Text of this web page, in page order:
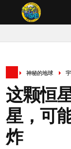
神秘的地球
这颗恒
星，可
炸